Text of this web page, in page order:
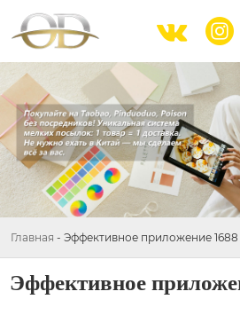
 
Главная - Эффективное приложение 1688
Эффективное